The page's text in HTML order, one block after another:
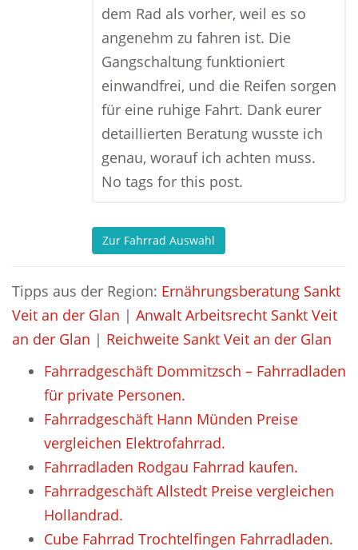
dem Rad als vorher, weil es so
angenehm zu fahren ist. Die
Gangschaltung funktioniert
einwandfrei, und die Reifen sorgen
für eine ruhige Fahrt. Dank eurer
detaillierten Beratung wusste ich
genau, worauf ich achten muss.
No tags for this post.
Zur Fahrrad Auswahl
Tipps aus der Region: Ernährungsberatung Sankt
Veit an der Glan | Anwalt Arbeitsrecht Sankt Veit
an der Glan | Reichweite Sankt Veit an der Glan
Fahrradgeschäft Dommitzsch – Fahrradladen
für private Personen.
Fahrradgeschäft Hann Münden Preise
vergleichen Elektrofahrrad.
Fahrradladen Rodgau Fahrrad kaufen.
Fahrradgeschäft Allstedt Preise vergleichen
Hollandrad.
Cube Fahrrad Trochtelfingen Fahrradladen.